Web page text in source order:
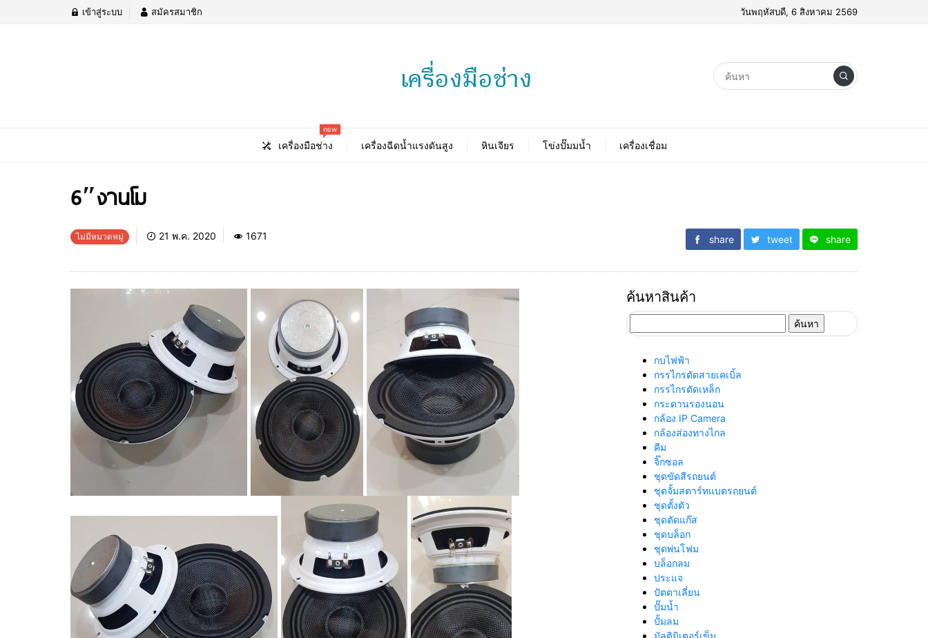
เข้าสู่ระบบ สมัครสมาชิก วันพฤหัสบดี, 6 สิงหาคม 2569
เครื่องมือช่าง
new
เครื่องฉีดน้ำแรงดันสูง หินเจียร โข่งปั๊มมน้ำ เครื่องเชื่อม
6″งานโม
ไม่มีหมวดหมู่ 21 พ.ค. 2020 1671 share tweet share
ค้นหาสินค้า
สำหรับ:
กบไฟฟ้า
กรรไกรตัดสายเคเบิ้ล
กรรไกรตัดเหล็ก
กระดานรองนอน
กล้อง IP Camera
กล้องส่องทางไกล
คีม
จิ๊กซอล
ชุดขัดสีรถยนต์​
ชุดจั้มสตาร์ทแบตรถยนต์
ชุดตั้งตัว
ชุดตัดแก๊ส
ชุดบล็อก
ชุดพ่นโฟม
บล็อกลม
ประแจ
ปัตตาเลี่ยน
ปั๊มน้ำ
ปั้มลม
มัลติมิเตอร์เข็ม